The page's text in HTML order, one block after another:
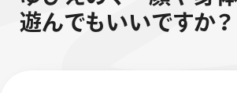
サインペン
ボールペン
ペン
ぺんてるについて
遊んでも いいですか？